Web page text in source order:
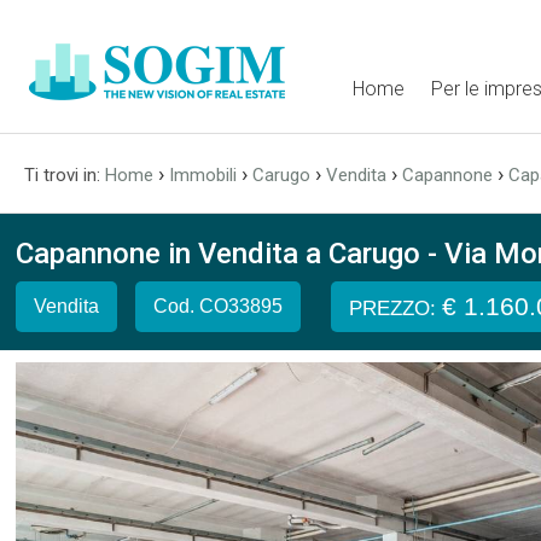
Home Per le
Ti trovi in: Home › Immobili › Carugo › Vendita › Capannone ›
Capannone in Vendita a Carugo - Via
Vendita Cod. CO33895 PREZZO:€